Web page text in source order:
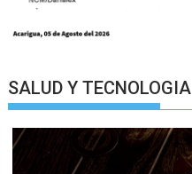
SALUD Y TECNOLOGIA